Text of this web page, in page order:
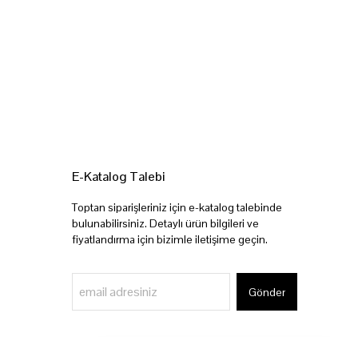
E-Katalog Talebi
Toptan siparişleriniz için e-katalog talebinde
bulunabilirsiniz. Detaylı ürün bilgileri ve
fiyatlandırma için bizimle iletişime geçin.
Gönder